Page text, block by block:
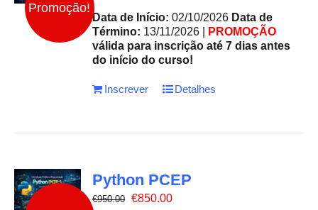
Promoção!
original
era:
€950.00.
atual
é:
€850.00.
Data de Início: 02/10/2026 Data de
Término: 13/11/2026 |
PROMOÇÃO
válida para inscrição até 7 dias antes
do início do curso!
Inscrever Detalhes
Python PCEP
€950.00 O
€850.00O